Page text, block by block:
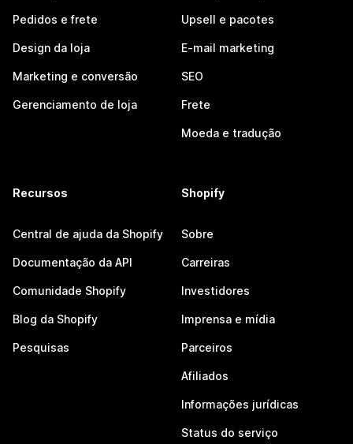
Pedidos e frete
Design da loja
Marketing e conversão
Gerenciamento de loja
Upsell e pacotes
E-mail marketing
SEO
Frete
Moeda e tradução
Recursos
Central de ajuda da Shopify
Documentação da API
Comunidade Shopify
Blog da Shopify
Pesquisas
Shopify
Sobre
Carreiras
Investidores
Imprensa e mídia
Parceiros
Afiliados
Informações jurídicas
Status do serviço